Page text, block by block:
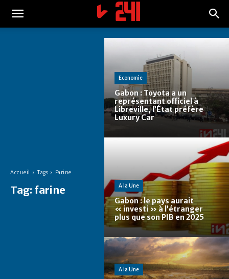
Accueil Tags Farine
Tag: farine
Economie
Gabon : Toyota a un
représentant officiel à
Libreville, l’État préfère
Luxury Car
A la Une
Gabon : le pays aurait
« investi » à l’étranger
plus que son PIB en 2025
A la Une